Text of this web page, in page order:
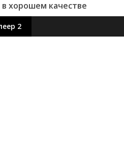
в хорошем качестве
2